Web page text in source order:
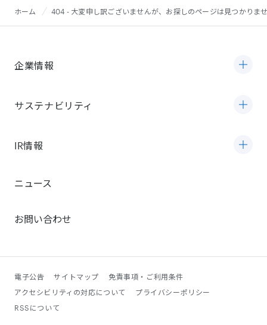
ホーム 404 - 大変申し訳ございませんが、お探しのページは見つかりま
企業情報
サステナビリティ
IR情報
ニュース
お問い合わせ
電子公告 サイトマップ
免責事項・ご利用条件
アクセシビリティの対応について
プライバシーポリシー
RSSについて